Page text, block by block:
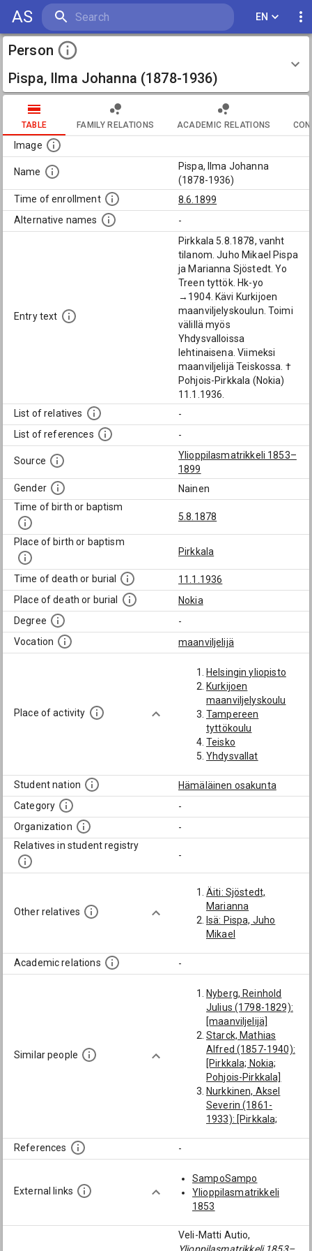
AS EN
Person
Pispa, Ilma Johanna (1878-1936)
TABLE FAMILY RELATIONS ACADEMIC RELATIONS
Image
Name
Pispa, Ilma Johanna
(1878-1936)
Time of enrollment
8.6.1899
Alternative names
-
Entry text
Pirkkala 5.8.1878, vanht
tilanom. Juho Mikael Pispa
ja Marianna Sjöstedt. Yo
Treen tyttök. Hk-yo
→1904. Kävi Kurkijoen
maanviljelyskoulun. Toimi
välillä myös
Yhdysvalloissa
lehtinaisena. Viimeksi
maanviljelijä Teiskossa. †
Pohjois-Pirkkala (Nokia)
11.1.1936.
List of relatives
-
List of references
-
Source
Ylioppilasmatrikkeli 1853–
1899
Gender
Nainen
Time of birth or baptism
5.8.1878
Place of birth or baptism
Pirkkala
Time of death or burial
11.1.1936
Place of death or burial
Nokia
Degree
-
Vocation
maanviljelijä
Place of activity
Helsingin yliopisto
Kurkijoen
maanviljelyskoulu
Tampereen
tyttökoulu
Teisko
Yhdysvallat
Student nation
Hämäläinen osakunta
Category
-
Organization
-
Relatives in student registry
-
Other relatives
Äiti: Sjöstedt,
Marianna
Isä: Pispa, Juho
Mikael
Academic relations -
Similar people
Nyberg, Reinhold
Julius (1798-1829):
[maanviljelijä]
Starck, Mathias
Alfred (1857-1940):
[Pirkkala; Nokia;
Pohjois-Pirkkala]
Nurkkinen, Aksel
Severin (1861-
1933): [Pirkkala;
Saaranen, Eemil
Wilho (1871-1931):
[Amerikka; Pohjois-
Amerikka;
Hedman, Hjalmar
Anselm (1866-
References -
External links
SampoSampo
Ylioppilasmatrikkeli
1853
Veli-Matti Autio,